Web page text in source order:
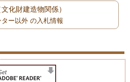
化財建造物関係）
ー以外 の入札情報